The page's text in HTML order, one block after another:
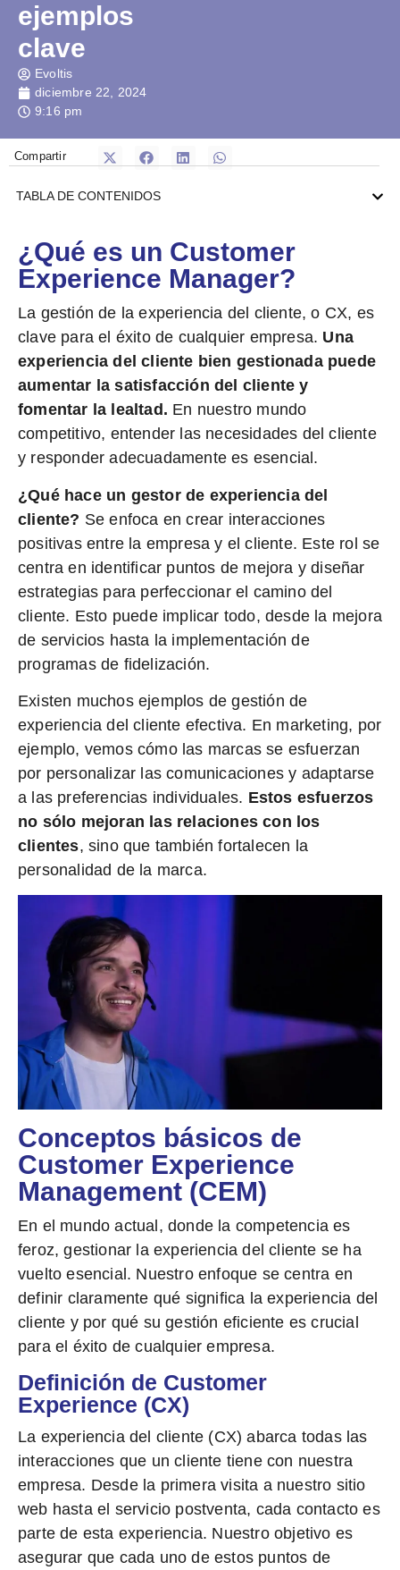
ejemplos
clave
Evoltis
diciembre 22, 2024
9:16 pm
Compartir
TABLA DE CONTENIDOS
¿Qué es un Customer
Experience Manager?
La gestión de la experiencia del cliente, o CX, es
clave para el éxito de cualquier empresa. Una
experiencia del cliente bien gestionada puede
aumentar la satisfacción del cliente y
fomentar la lealtad. En nuestro mundo
competitivo, entender las necesidades del cliente
y responder adecuadamente es esencial.
¿Qué hace un gestor de experiencia del
cliente? Se enfoca en crear interacciones
positivas entre la empresa y el cliente. Este rol se
centra en identificar puntos de mejora y diseñar
estrategias para perfeccionar el camino del
cliente. Esto puede implicar todo, desde la mejora
de servicios hasta la implementación de
programas de fidelización.
Existen muchos ejemplos de gestión de
experiencia del cliente efectiva. En marketing, por
ejemplo, vemos cómo las marcas se esfuerzan
por personalizar las comunicaciones y adaptarse
a las preferencias individuales. Estos esfuerzos
no sólo mejoran las relaciones con los
clientes, sino que también fortalecen la
personalidad de la marca.
Conceptos básicos de
Customer Experience
Management (CEM)
En el mundo actual, donde la competencia es
feroz,gestionar la experiencia del cliente se ha
vuelto esencial. Nuestro enfoque se centra en
definir claramente qué significa la experiencia del
cliente y por qué su gestión eficiente es crucial
para el éxito de cualquier empresa.
Definición de Customer
Experience (CX)
La experiencia del cliente (CX) abarca todas las
interacciones que un cliente tiene con nuestra
empresa. Desde la primera visita a nuestro sitio
web hasta el servicio postventa, cada contacto es
parte de esta experiencia. Nuestro objetivo es
asegurar que cada uno de estos puntos de